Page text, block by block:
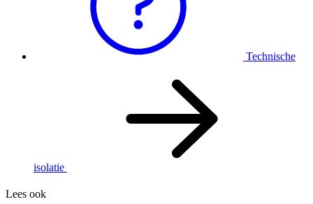
Technische
isolatie
Lees ook